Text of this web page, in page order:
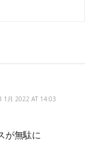
1月 2022 AT 14:03
が無駄に